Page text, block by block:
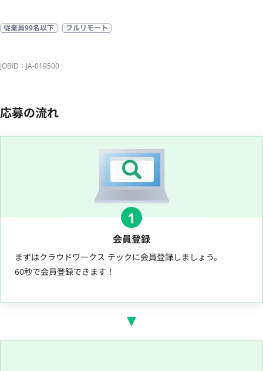
従業員99名以下 フルリモート
JOBID：JA-019500
応募の流れ
1
会員登録
まずはクラウドワークス テックに会員登録しましょう。
60秒で会員登録できます！